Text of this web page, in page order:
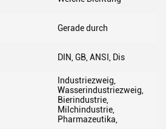
Gerade durch
DIN, GB, ANSI, Dis
Industriezweig,
Wasserindustriezweig,
Bierindustrie,
Milchindustrie,
Pharmazeutika,